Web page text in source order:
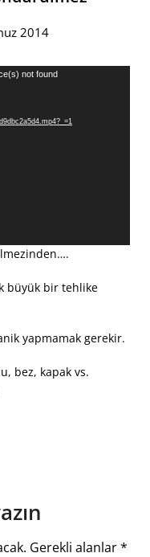
2014
not found
büyük bir tehlike
yapmamak gerekir.
bez, kapak vs.
Gerekli alanlar*